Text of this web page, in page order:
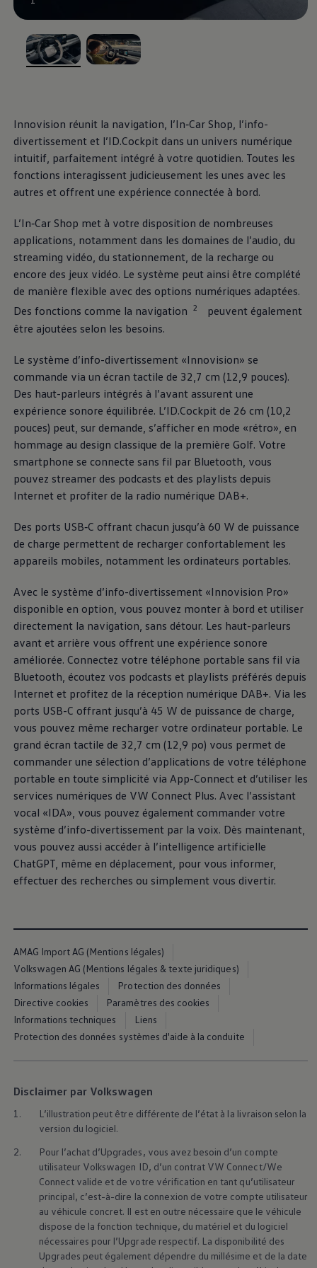
au-dessus, jusque
dans les moindres
Extérieur
Le design dynamique de l’ID. Polo se base sur le
nouveau langage stylistique «Pure Positive». Des
lignes épurées, des surfaces sobres et des proportions
équilibrées lui confèrent une allure moderne et
affirmée. Pour une signature lumineuse encore plus
marquante, des baguettes lumineuses à l’avant et à
l’arrière, les logos Volkswagenéclairés et des feux
Matrix LED IQ.LIGHT sont disponibles en option.
En savoir plus sur l’extérieur
Habitacle
habitacle qui associe harmonieusement clarté et
simplicité d’utilisation. De grands écrans, des touches
haptiques, des sièges chauffants et des ports USB-C
pratiques offrent lisibilité et confort. Les matériaux
de revêtement et textiles haut de gamme créent un
concept d’espace agréable et ouvert qui procure dès
l’entrée une véritable sensation de bien-être.
En savoir plus sur l’habitacle
1
Équipements et
design
En savoir plus sur leslignes d’équipement
, 1 de 2
Innovision réunit la navigation, l’In‐Car Shop, l’info-
divertissement et l’ID.Cockpit dans un univers numérique
intuitif, parfaitement intégré à votre quotidien. Toutes les
fonctions interagissent judicieusement les unes avec les
autres et offrent une expérience connectée à bord.
L’In‐Car Shop met à votre disposition de nombreuses
applications, notamment dans les domaines de l’audio, du
streaming vidéo, du stationnement, de la recharge ou
encore des jeux vidéo. Le système peut ainsi être complété
de manière flexible avec des options numériques adaptées.
Des fonctions comme la navigation
2
peuvent également
être ajoutées selon les besoins.
Le système d’info-divertissement «Innovision» se
commande via un écran tactile de 32,7 cm (12,9 pouces).
Des haut-parleurs intégrés à l’avant assurent une
expérience sonore équilibrée. L’ID.Cockpit de 26 cm (10,2
pouces) peut, sur demande, s’afficher en mode «rétro», en
hommage au design classique de la première Golf. Votre
smartphone se connecte sans fil par Bluetooth, vous
pouvez streamer des podcasts et des playlists depuis
Internet et profiter de la radio numérique DAB+.
Des ports USB‐C offrant chacun jusqu’à 60 W de puissance
de charge permettent de recharger confortablement les
appareils mobiles, notamment les ordinateurs portables.
Avec le système d’info-divertissement «Innovision Pro»
disponible en option, vous pouvez monter à bord et utiliser
directement la navigation, sans détour. Les haut-parleurs
avant et arrière vous offrent une expérience sonore
améliorée. Connectez votre téléphone portable sans fil via
Bluetooth, écoutez vos podcasts et playlists préférés depuis
Internet et profitez de la réception numérique DAB+. Via les
ports USB-C offrant jusqu’à 45 W de puissance de charge,
vous pouvez même recharger votre ordinateur portable. Le
grand écran tactile de 32,7 cm (12,9 po) vous permet de
commander une sélection d’applications de votre téléphone
portable en toute simplicité via App-Connect et d’utiliser les
services numériques de VW Connect Plus. Avec l’assistant
vocal «IDA», vous pouvez également commander votre
système d’info-divertissement par la voix. Dès maintenant,
vous pouvez aussi accéder à l’intelligence artificielle
ChatGPT, même en déplacement, pour vous informer,
effectuer des recherches ou simplement vous divertir.
AMAG Import AG (Mentions légales)
Volkswagen AG (Mentions légales & texte juridiques)
Informations légales
Protection des données
Directive cookies
Paramètres des cookies
Informations techniques
Liens
Protection des données systèmes d'aide à la conduite
Disclaimer par Volkswagen
1.
L’illustration peut être différente de l’état à la livraison selon la
version du logiciel.
2.
Pour l’achat d’Upgrades, vous avez besoin d’un compte
utilisateur Volkswagen ID, d’un contrat VW Connect/We
Connect valide et de votre vérification en tant qu’utilisateur
principal, c’est-à-dire la connexion de votre compte utilisateur
au véhicule concret. Il est en outre nécessaire que le véhicule
dispose de la fonction technique, du matériel et du logiciel
nécessaires pour l’Upgrade respectif. La disponibilité des
Upgrades peut également dépendre du millésime et de la date